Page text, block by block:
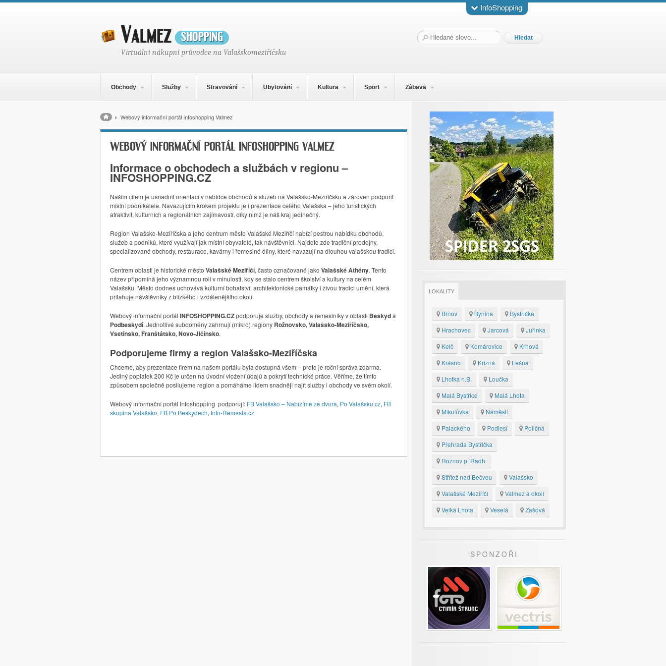
Valmezshopping
Virtuální nákupní průvodce na Valašskomeziříčsku
Hledat:
Obchody Služby Stravování Ubytování Kultura Sport Zábava
Drobečková navigace
Webový informační portál Infoshopping Valmez
WEBOVÝ INFORMAČNÍ PORTÁL INFOSHOPPING VALMEZ
Informace o obchodech a službách v regionu –
INFOSHOPPING.CZ
Naším cílem je usnadnit orientaci v nabídce obchodů a služeb na Valašsko-Meziříčsku a zároveň podpořit
místní podnikatele. Navazujícím krokem projektu je i prezentace celého Valašska – jeho turistických
atraktivit, kulturních a regionálních zajímavostí, díky nimž je náš kraj jedinečný.
Region Valašsko-Meziříčska a jeho centrum město Valašské Meziříčí nabízí pestrou nabídku obchodů,
služeb a podniků, které využívají jak místní obyvatelé, tak návštěvníci. Najdete zde tradiční prodejny,
specializované obchody, restaurace, kavárny i řemeslné dílny, které navazují na dlouhou valašskou tradici.
Centrem oblasti je historické město Valašské Meziříčí, často označované jako Valašské Athény. Tento
název připomíná jeho významnou roli v minulosti, kdy se stalo centrem školství a kultury na celém
Valašsku. Město dodnes uchovává kulturní bohatství, architektonické památky i živou tradici umění, která
přitahuje návštěvníky z blízkého i vzdálenějšího okolí.
Webový informační portál INFOSHOPPING.CZpodporuje služby, obchody a řemeslníky v oblasti Beskyda
Podbeskydí. Jednotlivé subdomény zahrnují (mikro) regiony Rožnovsko, Valašsko-Meziříčsko,
Vsetínsko, Franštátsko, Novo-Jičínsko.
Podporujeme firmy a region Valašsko-Meziříčska
Chceme, aby prezentace firem na našem portálu byla dostupná všem – proto je roční správa zdarma.
Jediný poplatek 200 Kč je určen na úvodní vložení údajů a pokrytí technické práce. Věříme, že tímto
způsobem společně posilujeme region a pomáháme lidem snadněji najít služby i obchody ve svém okolí.
Webový informační portál Infoshopping podporují: FB Valašsko – Nabízíme ze dvora, Po Valašsku.cz, FB
skupina Valašsko, FB Po Beskydech, Info-Řemesla.cz
LOKALITY
Brňov Bynina
Bystřička
Hrachovec
Jarcová
Juřinka
Kelč
Komárovice
Krhová
Krásno
Křižná
Lešná
Lhotka n.B.
Loučka
Malá Bystřice
Malá Lhota
Mikulůvka
Náměstí
Palackého
Podlesí
Poličná
Přehrada Bystřička
Rožnov p. Radh.
Střítež nad Bečvou
Valašsko
Valašské Meziříčí
Valmez a okolí
Velká Lhota
Veselá Zašová
SPONZOŘI
InfoShopping